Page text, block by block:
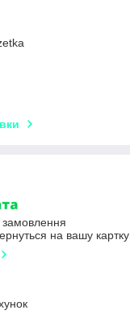
на вашу картку